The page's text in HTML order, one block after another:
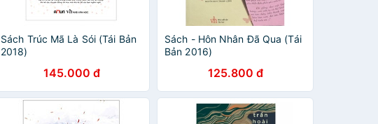
Sách Trúc Mã Là Sói (Tái Bản
2018)
145.000 đ
Sách - Hôn Nhân Đã Qua (Tái
Bản 2016)
125.800 đ